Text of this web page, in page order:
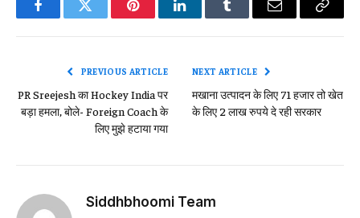
FacebookTwitter PinterestLinkedInTumblr Email
Copy
PREVIOUS ARTICLE
PR Sreejesh का Hockey India पर
बड़ा हमला, बोले- Foreign Coach के
लिए मुझे हटाया गया
NEXT ARTICLE
मखाना उत्‍पादन के ल‍िए 71 हजार तो खेत
के ल‍िए 2 लाख रुपये दे रही सरकार
Siddhbhoomi Team